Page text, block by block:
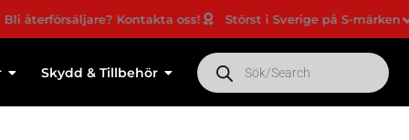
Kontakta oss! Störst i Sverige på S-märken
Skydd & Tillbehör
Products
search